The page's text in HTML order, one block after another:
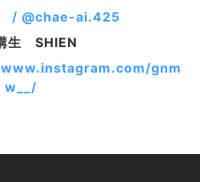
/ @chae-ai.425
生 SHIEN
gnm
w__/